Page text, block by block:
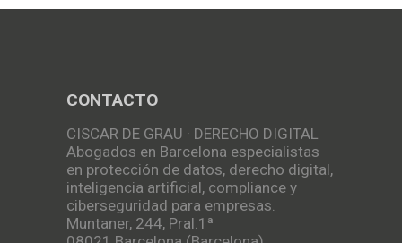
CONTACTO
CISCAR DE GRAU · DERECHO DIGITAL
Abogados en Barcelona especialistas
en protección de datos, derecho digital,
inteligencia artificial, compliance y
ciberseguridad para empresas.
Muntaner, 244, Pral.1ª